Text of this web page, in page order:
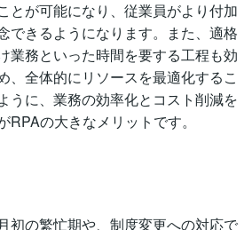
とが可能になり、従業員がより付加
できるようになります。また、適格
業務といった時間を要する工程も効
、全体的にリソースを最適化するこ
うに、業務の効率化とコスト削減を
の大きなメリットです。
初の繁忙期や、制度変更への対応で